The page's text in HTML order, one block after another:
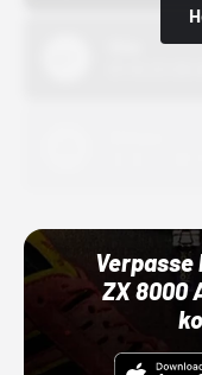
Verpasse
ZX 8000